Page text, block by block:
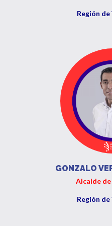
Región
GONZALO
Alcalde
Región